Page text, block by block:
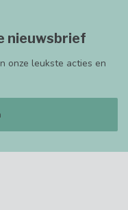
nieuwsbrief
onze leukste acties en